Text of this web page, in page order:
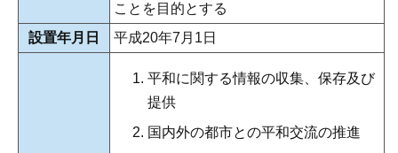
ことを目的とする
設置年月日
平成20年7月1日
平和に関する情報の収集、保存及び
提供
国内外の都市との平和交流の推進